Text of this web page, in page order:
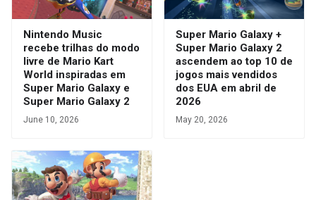
Nintendo Music
recebe trilhas do modo
livre de Mario Kart
World inspiradas em
Super Mario Galaxy e
Super Mario Galaxy 2
June 10, 2026
Super Mario Galaxy +
Super Mario Galaxy 2
ascendem ao top 10 de
jogos mais vendidos
dos EUA em abril de
2026
May 20, 2026